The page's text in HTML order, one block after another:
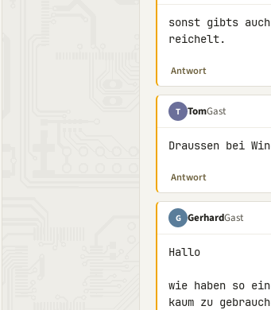
sonst gibts
reichelt.
Antwort
T TomGast
Draussen bei
Antwort
G GerhardGast
Hallo
wie haben so
kaum zu